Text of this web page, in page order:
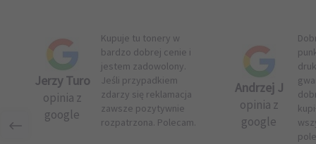
Jerzy Turo
opinia z
google
Kupuje tu tonery w
bardzo dobrej cenie i
jestem zadowolony.
Jeśli przypadkiem
zdarzy się reklamacja
zawsze pozytywnie
rozpatrzona. Polecam.
Andrzej J
opinia z
google